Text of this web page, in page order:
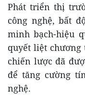
Phát triển thị
công nghệ, bất
minh bạch-hiệu
quyết liệt chương
chiến lược đã
để tăng cường
nghệ.